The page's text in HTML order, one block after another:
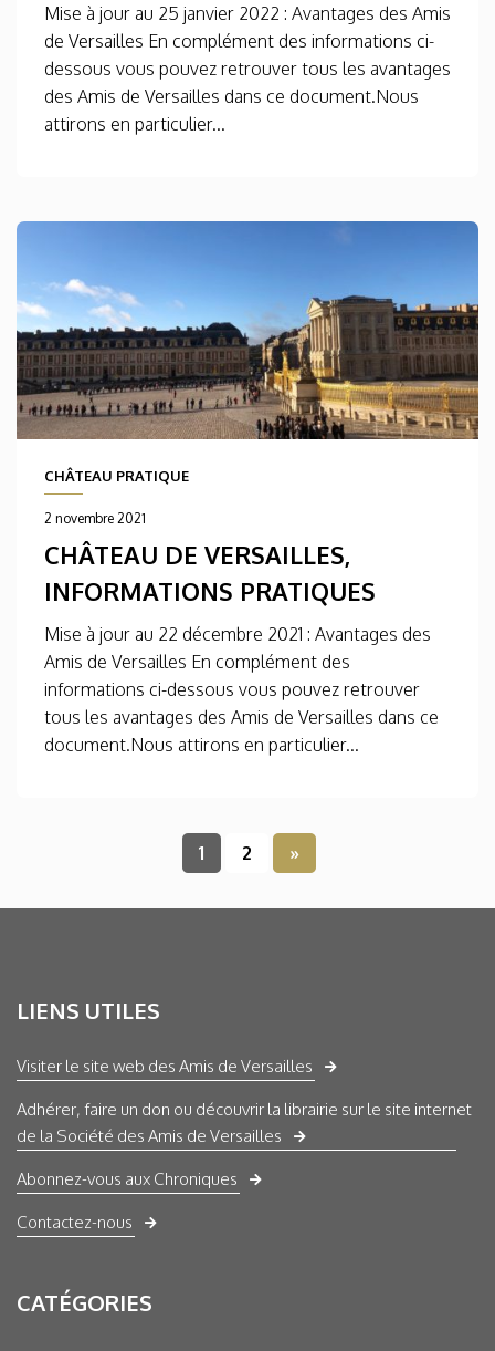
Mise à jour au 25 janvier 2022 : Avantages des Amis
de Versailles En complément des informations ci-
dessous vous pouvez retrouver tous les avantages
des Amis de Versailles dans ce document.Nous
attirons en particulier...
CHÂTEAU PRATIQUE
2 novembre 2021
CHÂTEAU DE VERSAILLES,
INFORMATIONS PRATIQUES
Mise à jour au 22 décembre 2021 : Avantages des
Amis de Versailles En complément des
informations ci-dessous vous pouvez retrouver
tous les avantages des Amis de Versailles dans ce
document.Nous attirons en particulier...
1 2 »
LIENS UTILES
Visiter le site web des Amis de Versailles
Adhérer, faire un don ou découvrir la librairie sur le site internet
de la Société des Amis de Versailles
Abonnez-vous aux Chroniques
Contactez-nous
CATÉGORIES